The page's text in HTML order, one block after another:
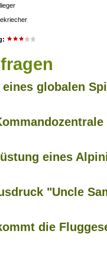
globalen
eines
"Uncle
die